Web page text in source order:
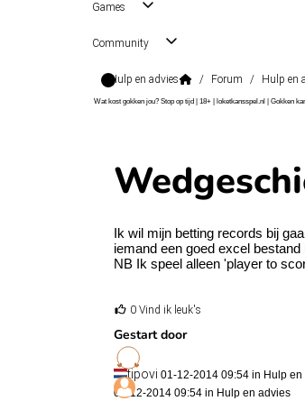
Games
Community
Hulp en advies / Forum / Hulp en
Wat kost gokken jou? Stop op tijd | 18+ | loketkansspel.nl | Gokken
Ik wil mijn betting records bij
iemand een goed excel bestand
NB Ik speel alleen 'player to
0 Vind ik leuk's
Gestart door
tipovi 01-12-2014 09:54 in Hulp en
01-12-2014 09:54 in Hulp en advies